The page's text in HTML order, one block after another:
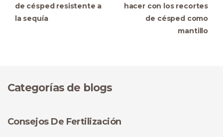
de césped resistente a
la sequía
hacer con los recortes
de césped como
mantillo
Categorías de blogs
Consejos De Fertilización